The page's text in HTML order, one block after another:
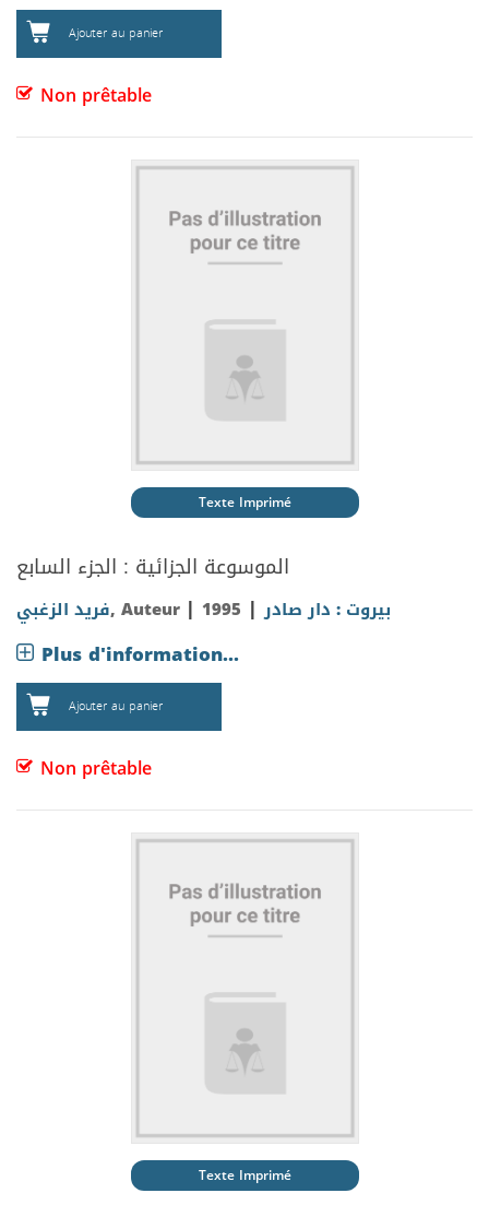
Ajouter au panier
Non prêtable
Texte Imprimé
الموسوعة الجزائية : الجزء السابع
فريد الزغبي, Auteur | بيروت : دار صادر|
1995
Plus d'information...
Ajouter au panier
Non prêtable
Texte Imprimé